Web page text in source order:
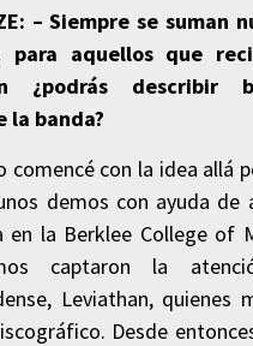
– Siempre se suman
para aquellos que
¿podrás describir
la banda?
comencé con la idea allá
demos con ayuda de
en la Berklee College of
captaron la
Leviathan, quienes
Desde